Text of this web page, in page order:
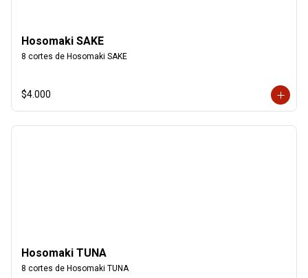
Hosomaki SAKE
8 cortes de Hosomaki SAKE
$4.000
Hosomaki TUNA
8 cortes de Hosomaki TUNA